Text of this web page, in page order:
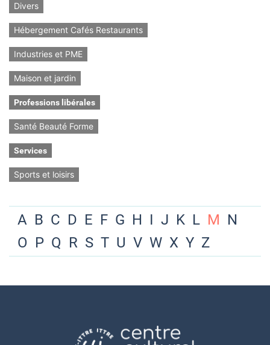
Divers
Hébergement Cafés Restaurants
Industries et PME
Maison et jardin
Professions libérales
Santé Beauté Forme
Services
Sports et loisirs
A B C D E F G H I J K L M N
O P Q R S T U V W X Y Z